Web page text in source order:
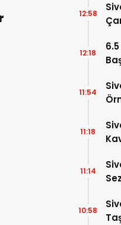
12:58
12:18
11:54
11:18
11:14
10:58